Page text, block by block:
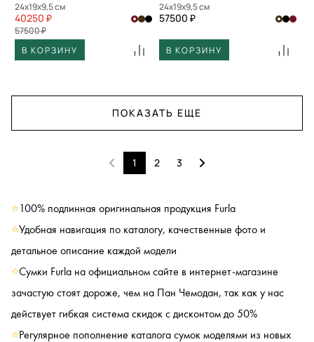
24x19x9,5 см
40250 ₽
57500 ₽
В КОРЗИНУ
24x19x9,5 см
57500 ₽
В КОРЗИНУ
ПОКАЗАТЬ ЕЩЕ
1 2 3
⭐100% подлинная оригинальная продукция Furla
⭐Удобная навигация по каталогу, качественные фото и
детальное описание каждой модели
⭐Сумки Furla на официальном сайте в интернет-магазине
зачастую стоят дороже, чем на Пан Чемодан, так как у нас
действует гибкая система скидок с дисконтом до 50%
⭐Регулярное пополнение каталога сумок моделями из новых